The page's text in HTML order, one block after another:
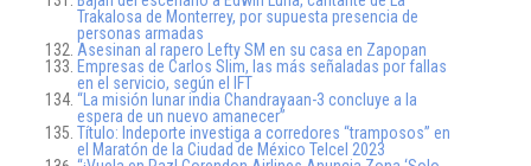
Trakalosa de Monterrey, por supuesta presencia de
personas armadas
Asesinan al rapero Lefty SM en su casa en Zapopan
Empresas de Carlos Slim, las más señaladas por fallas
en el servicio, según el IFT
“La misión lunar india Chandrayaan-3 concluye a la
espera de un nuevo amanecer”
Título: Indeporte investiga a corredores “tramposos” en
el Maratón de la Ciudad de México Telcel 2023